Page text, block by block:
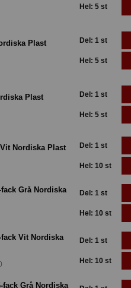
Hel: 5 st
Plast Del: 1 st
Hel: 5 st
Plast Del: 1 st
Hel: 5 st
Nordiska Plast Del: 1 st
Hel: 10 st
Grå Nordiska
Del: 1 st
Hel: 10 st
Vit Nordiska
Del: 1 st
Hel: 10 st
fack Grå Nordiska